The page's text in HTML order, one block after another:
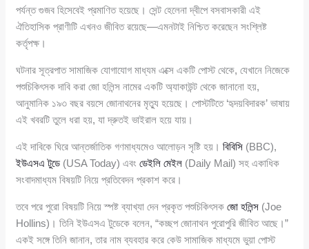
পর্যন্ত গুজব হিসেবেই প্রমাণিত হয়েছে। সেন্ট হেলেনা দ্বীপে বসবাসকারী এই
ঐতিহাসিক প্রাণীটি এখনও জীবিত রয়েছে—এমনটাই নিশ্চিত করেছেন সংশ্লিষ্ট
কর্তৃপক্ষ।
ঘটনার সূত্রপাত সামাজিক যোগাযোগ মাধ্যম এক্সে একটি পোস্ট থেকে, যেখানে নিজেকে
পশুচিকিৎসক দাবি করা জো হলিন্স নামের একটি অ্যাকাউন্ট থেকে জানানো হয়,
আনুমানিক ১৯৩ বছর বয়সে জোনাথনের মৃত্যু হয়েছে। পোস্টটিতে ‘হৃদয়বিদারক’ ভাষায়
এই খবরটি তুলে ধরা হয়, যা দ্রুতই ভাইরাল হয়ে যায়।
এই দাবিকে ঘিরে আন্তর্জাতিক গণমাধ্যমেও আলোড়ন সৃষ্টি হয়।বিবিসি (BBC),
ইউএসএ টুডে (USA Today) এবংডেইলি মেইল (Daily Mail) সহ একাধিক
সংবাদমাধ্যম বিষয়টি নিয়ে প্রতিবেদন প্রকাশ করে।
তবে পরে পুরো বিষয়টি নিয়ে স্পষ্ট ব্যাখ্যা দেন প্রকৃত পশুচিকিৎসকজো হলিন্স (Joe
Hollins)। তিনি ইউএসএ টুডেকে বলেন, “কচ্ছপ জোনাথন পুরোপুরি জীবিত আছে।”
একই সঙ্গে তিনি জানান, তার নাম ব্যবহার করে কেউ সামাজিক মাধ্যমে ভুয়া পোস্ট